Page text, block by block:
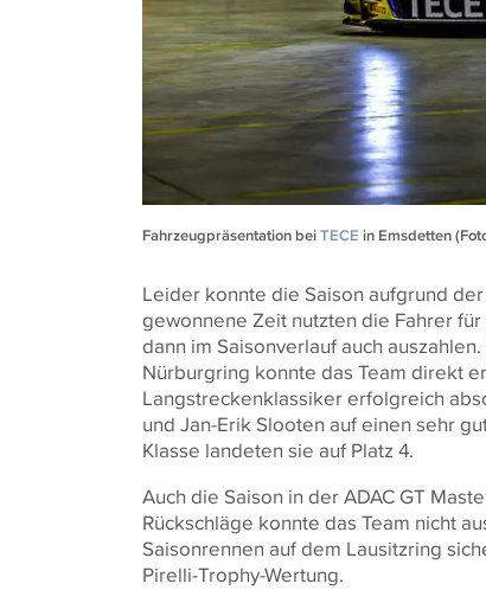
Fahrzeugpräsentation beiTECE in Emsdetten
Leider konnte die Saison aufgrund
gewonnene Zeit nutzten die Fahrer
dann im Saisonverlauf auch
Nürburgring konnte das Team direkt
Langstreckenklassiker erfolgreich
und Jan-Erik Slooten auf einen sehr
Klasse landeten sie auf Platz 4.
Auch die Saison in der ADAC GT
Rückschläge konnte das Team nicht
Saisonrennen auf dem Lausitzring
Pirelli-Trophy-Wertung.